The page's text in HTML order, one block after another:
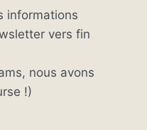
informations
vers fin
nous avons
!)